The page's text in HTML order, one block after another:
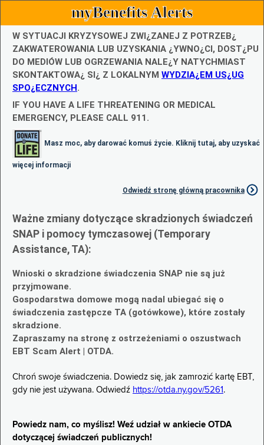
myBenefits Alerts
W SYTUACJI KRYZYSOWEJ ZWI¿ZANEJ Z POTRZEB¿
ZAKWATEROWANIA LUB UZYSKANIA ¿YWNO¿CI, DOST¿PU
DO MEDIÓW LUB OGRZEWANIA NALE¿Y NATYCHMIAST
SKONTAKTOWA¿ SI¿ Z LOKALNYM WYDZIA¿EM US¿UG
SPO¿ECZNYCH.
IF YOU HAVE A LIFE THREATENING OR MEDICAL
EMERGENCY, PLEASE CALL 911.
Masz moc, aby darować komuś życie. Kliknij tutaj, aby uzyskać
więcej informacji
Odwiedź stronę główną pracownika
Ważne zmiany dotyczące skradzionych świadczeń
SNAP i pomocy tymczasowej (Temporary
Assistance, TA):
Wnioski o skradzione świadczenia SNAP nie są już
przyjmowane.
Gospodarstwa domowe mogą nadal ubiegać się o
świadczenia zastępcze TA (gotówkowe), które zostały
skradzione.
Zapraszamy na stronę z ostrzeżeniami o oszustwach
EBT Scam Alert | OTDA.
Chroń swoje świadczenia. Dowiedz się, jak zamrozić kartę EBT,
gdy nie jest używana. Odwiedź https://otda.ny.gov/5261 .
Powiedz nam, co myślisz! Weź udział w ankiecie OTDA
dotyczącej świadczeń publicznych!